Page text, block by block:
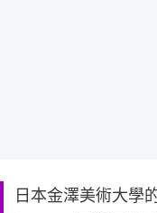
日本金澤美術大學